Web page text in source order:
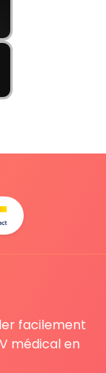
facilement
médical en